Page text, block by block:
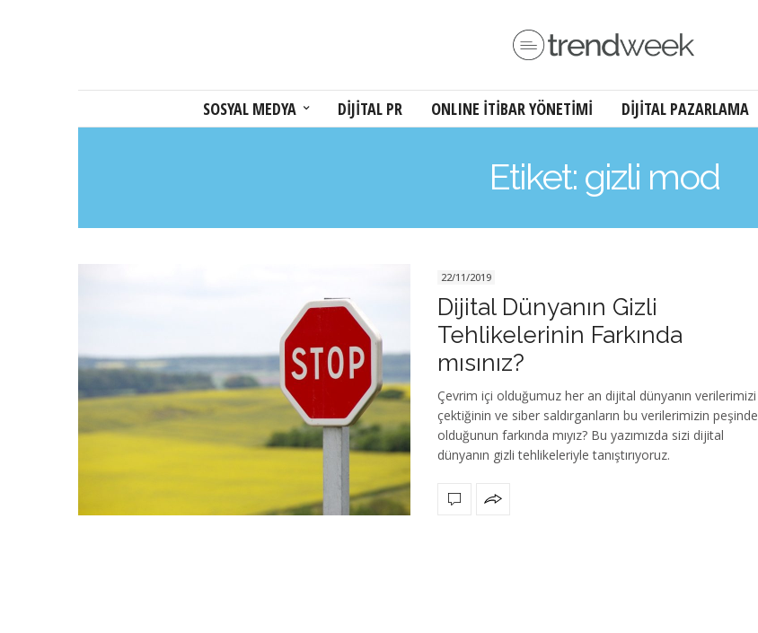
SOSYAL MEDYA DİJİTAL PR ONLINE İTİBAR YÖNETİMİ DİJİTAL PAZARLAMA
Etiket: gizli mod
22/11/2019
Dijital Dünyanın Gizli
Tehlikelerinin Farkında
mısınız?
Çevrim içi olduğumuz her an dijital dünyanın verilerimizi
çektiğinin ve siber saldırganların bu verilerimizin peşinde
olduğunun farkında mıyız? Bu yazımızda sizi dijital
dünyanın gizli tehlikeleriyle tanıştırıyoruz.